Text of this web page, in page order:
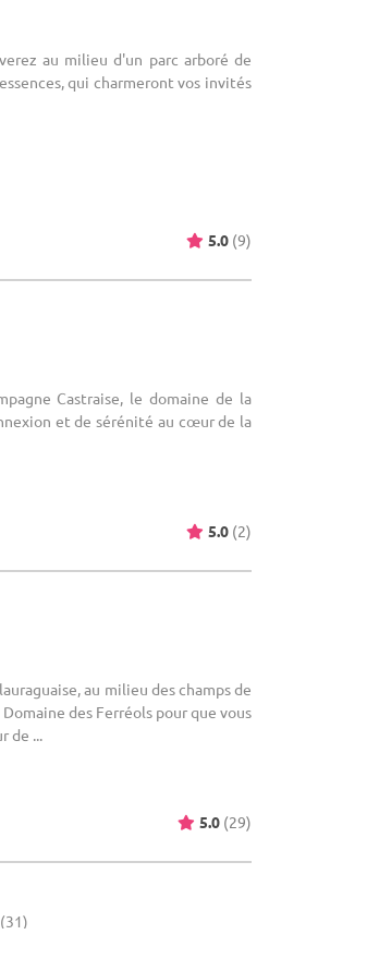
au milieu d'un parc arboré de
qui charmeront vos invités
5.0 (9)
Castraise, le domaine de la
et de sérénité au cœur de la
5.0 (2)
au milieu des champs de
des Ferréols pour que vous
de ...
5.0 (29)